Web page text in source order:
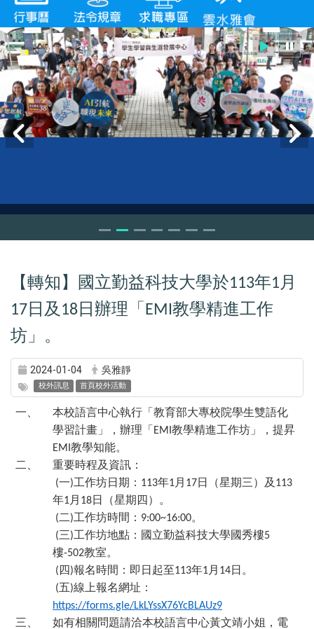
【轉知】國立勤益科技大學於113年1 月
17 日及 18 日辦理「 EMI教學精進工作
坊」。
2024-01-04 吳雅靜
校外訊息 首頁校外活動
一、
本校語言中心執行「教育部大專校院學生雙語化
學習計畫」，辦理「 EMI 教學精進工作坊」，提昇
EMI 教學知能。
二、
重要時程及資訊：
(一)工作坊日期： 113年1月 17日（星期三）及 113
年1月 18日（星期四）。
(二)工作坊時間： 9:00~16:00。
(三)工作坊地點：國立勤益科技大學國秀樓5
樓-502教室。
( 四)報名時間：即日起至113年1月 14日。
(五)線上報名網址：
https://forms.gle/LkLYssX76YcBLAUz9
三、
如有相關問題請洽本校語言中心黃文靖小姐，電